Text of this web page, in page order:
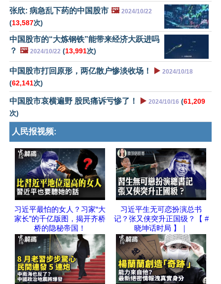
张欣: 病急乱下药的中国股市 🖼️ 2024/10/22
(13,587次)
中国股市的“大炼钢铁”能带来经济大跃进吗
？ 🖼️ 2024/10/22 (13,991次)
中国股市打回原形，两亿散户惨淡收场！ ▶️ 2024/10/18
(62,141次)
中国股市哀横遍野 股民痛诉亏惨了！ ▶️ 2024/10/16 (61,209
次)
人民报视频:
习近平最怕的女人？习家“大
家长”的千亿版图，揭开齐桥
桥的隐秘帝国！
习近平生无可恋扮演总书
记？张又侠突升正国级？【 #
晓坤话时局 】｜